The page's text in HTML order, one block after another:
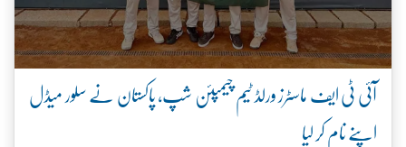
آئی ٹی ایف ماسٹرز ورلڈ ٹیم چیمپئن شپ، پاکستان نے سلور میڈل
اپنے نام کر لیا